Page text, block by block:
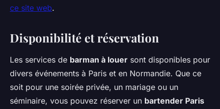
ce site web.
Disponibilité et réservation
Les services de barman à louer sont disponibles pour
divers événements à Paris et en Normandie. Que ce
soit pour une soirée privée, un mariage ou un
séminaire, vous pouvez réserver un bartender Paris